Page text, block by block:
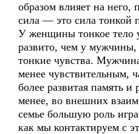
образом влияет на него,
сила — это сила тонкой
У женщины тонкое тело
развито, чем у мужчины,
тонкие чувства.
менее чувствительным,
более развитая память
менее, во внешних
семье большую роль
как мы контактируем с